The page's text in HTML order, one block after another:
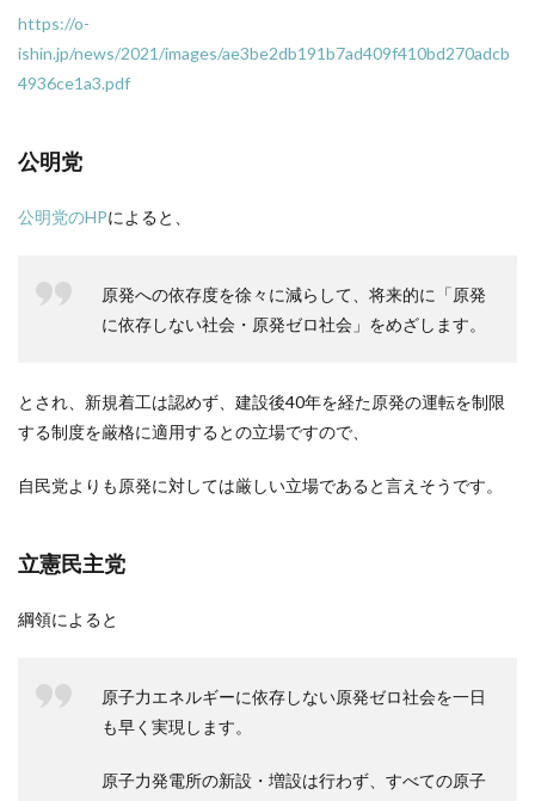
https://o-
ishin.jp/news/2021/images/ae3be2db191b7ad409f410bd270adcb
4936ce1a3.pdf
公明党
公明党のHPによると、
原発への依存度を徐々に減らして、将来的に「原発
に依存しない社会・原発ゼロ社会」をめざします。
とされ、新規着工は認めず、建設後40年を経た原発の運転を制限
する制度を厳格に適用するとの立場ですので、
自民党よりも原発に対しては厳しい立場であると言えそうです。
立憲民主党
綱領によると
原子力エネルギーに依存しない原発ゼロ社会を一日
も早く実現します。
原子力発電所の新設・増設は行わず、すべての原子